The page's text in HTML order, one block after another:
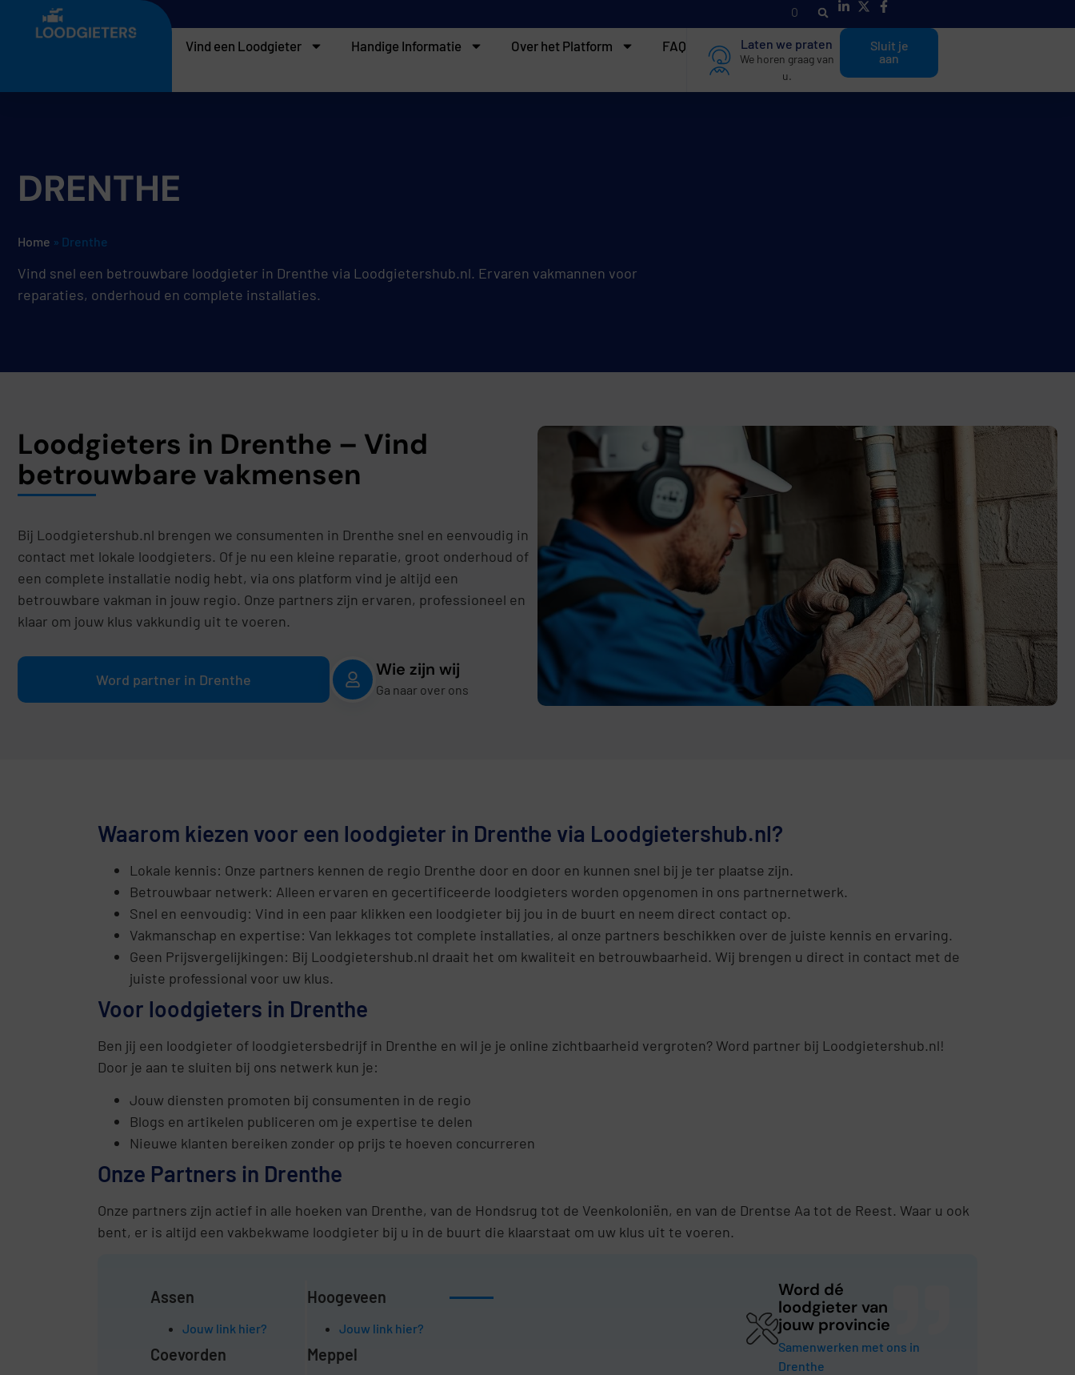
h
Vind een Loodgieter Handige Informatie Over het Platform FAQ Laten we praten
We horen graag van
u.
Sluit je
aan
DRENTHE
Home » Drenthe
Vind snel een betrouwbare loodgieter in Drenthe via Loodgietershub.nl. Ervaren vakmannen voor
reparaties, onderhoud en complete installaties.
Loodgieters in Drenthe – Vind
betrouwbare vakmensen
Bij Loodgietershub.nl brengen we consumenten in Drenthe snel en eenvoudig in
contact met lokale loodgieters. Of je nu een kleine reparatie, groot onderhoud of
een complete installatie nodig hebt, via ons platform vind je altijd een
betrouwbare vakman in jouw regio. Onze partners zijn ervaren, professioneel en
klaar om jouw klus vakkundig uit te voeren.
Word partner in Drenthe
Wie zijn wij
Ga naar over ons
Waarom kiezen voor een loodgieter in Drenthe via Loodgietershub.nl?
Lokale kennis: Onze partners kennen de regio Drenthe door en door en kunnen snel bij je ter plaatse zijn.
Betrouwbaar netwerk: Alleen ervaren en gecertificeerde loodgieters worden opgenomen in ons partnernetwerk.
Snel en eenvoudig: Vind in een paar klikken een loodgieter bij jou in de buurt en neem direct contact op.
Vakmanschap en expertise: Van lekkages tot complete installaties, al onze partners beschikken over de juiste kennis en ervaring.
Geen Prijsvergelijkingen: Bij Loodgietershub.nl draait het om kwaliteit en betrouwbaarheid. Wij brengen u direct in contact met de
juiste professional voor uw klus.
Voor loodgieters in Drenthe
Ben jij een loodgieter of loodgietersbedrijf in Drenthe en wil je je online zichtbaarheid vergroten? Word partner bij Loodgietershub.nl!
Door je aan te sluiten bij ons netwerk kun je:
Jouw diensten promoten bij consumenten in de regio
Blogs en artikelen publiceren om je expertise te delen
Nieuwe klanten bereiken zonder op prijs te hoeven concurreren
Onze Partners in Drenthe
Onze partners zijn actief in alle hoeken van Drenthe, van de Hondsrug tot de Veenkoloniën, en van de Drentse Aa tot de Reest. Waar u ook
bent, er is altijd een vakbekwame loodgieter bij u in de buurt die klaarstaat om uw klus uit te voeren.
Assen
Jouw link hier?
Coevorden
Hoogeveen
Jouw link hier?
Meppel
Word dé
loodgieter van
jouw provincie
Samenwerken met ons in
Drenthe